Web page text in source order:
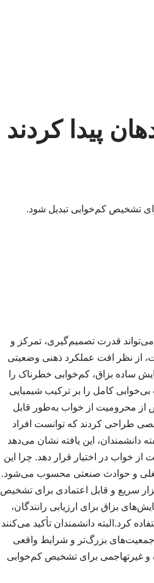
پیدا کردند
تشخیص کم‌خوابی تبدیل شود.
قدرت تصمیم‌گیری، تمرکز و
از نظر افت عملکرد ذهنی وضعیتی
ساده بزاق، کم‌خوابی خطرناک را
بی‌خوابی در بزاق در یک مطالعه جدید، محققان اثر ۲۴ ساعت بی‌خوابی کامل را بر ترکیب شیمیایی
کنند که پس از محرومیت از خواب به‌طور قابل
طراحی کردند که توانست افراد
به گفته دانشمندان، این یافته نشان می‌دهد
خواب در اختیار قرار دهد. چرا این
و حوادث صنعتی محسوب می‌شود.
سریع و قابل اعتمادی برای تشخیص
بزاق برای ارزیابی رانندگان،
کرد.البته دانشمندان تأکید می‌کنند
جمعیت‌های بزرگ‌تر و شرایط واقعی
و غیرتهاجمی برای تشخیص کم‌خوابی